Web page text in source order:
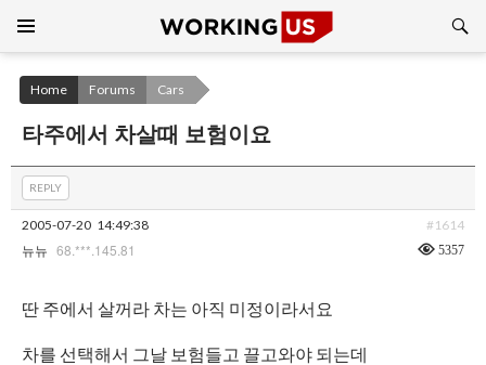
CONTENT
Home Forums Cars
타주에서 차살때 보험이요
REPLY
2005-07-20 14:49:38 #1614
뉴뉴 68.***.145.81 5357
딴 주에서 살꺼라 차는 아직 미정이라서요
차를 선택해서 그날 보험들고 끌고와야 되는데